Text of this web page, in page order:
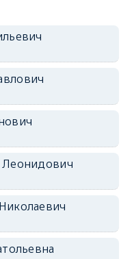
Леонидович